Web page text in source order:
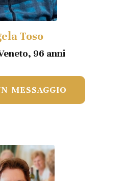
Toso
96 anni
MESSAGGIO